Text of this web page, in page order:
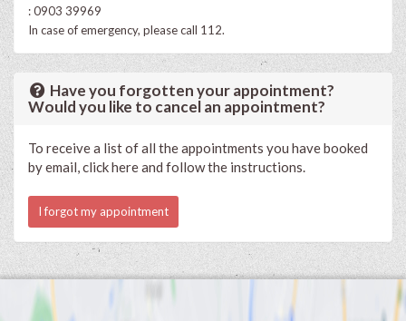
: 0903 39969
In case of emergency, please call 112.
Have you forgotten your appointment?
Would you like to cancel an appointment?
To receive a list of all the appointments you have booked
by email, click here and follow the instructions.
I forgot my appointment